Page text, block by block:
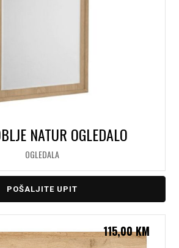
NATUR OGLEDALO
OGLEDALA
POŠALJITE UPIT
115,00KM